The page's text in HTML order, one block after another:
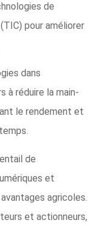
de
pour améliorer
dans
à réduire la main-
le rendement et
de
et
agricoles.
et actionneurs,